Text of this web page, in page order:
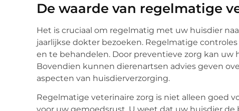
De waarde van regelmatige
Het is cruciaal om regelmatig met uw huisdier
jaarlijkse dokter bezoeken. Regelmatige
en te behandelen. Door preventieve zorg kan uw
Bovendien kunnen dierenartsen advies geven
aspecten van huisdierverzorging.
Regelmatige veterinaire zorg is niet alleen goed